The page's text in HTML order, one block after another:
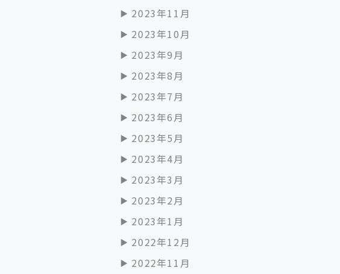
2023年11月
2023年10月
2023年9月
2023年8月
2023年7月
2023年6月
2023年5月
2023年4月
2023年3月
2023年2月
2023年1月
2022年12月
2022年11月